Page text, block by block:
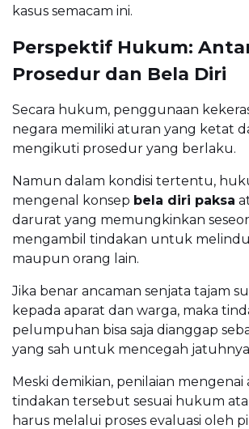
kasus semacam ini.
Perspektif Hukum:
Prosedur dan Bela Diri
Secara hukum, penggunaan
negara memiliki aturan yang ketat
mengikuti prosedur yang berlaku.
Namun dalam kondisi tertentu,
mengenal konsep bela diri paksa
darurat yang memungkinkan
mengambil tindakan untuk
maupun orang lain.
Jika benar ancaman senjata tajam
kepada aparat dan warga, maka
pelumpuhan bisa saja dianggap
yang sah untuk mencegah
Meski demikian, penilaian mengenai
tindakan tersebut sesuai hukum
harus melalui proses evaluasi oleh